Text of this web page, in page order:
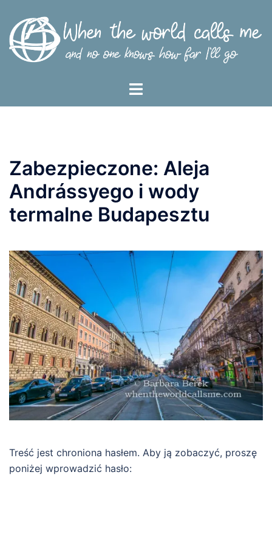
treści
Menu
Zabezpieczone: Aleja
Andrássyego i wody
termalne Budapesztu
Treść jest chroniona hasłem. Aby ją zobaczyć, proszę
poniżej wprowadzić hasło: